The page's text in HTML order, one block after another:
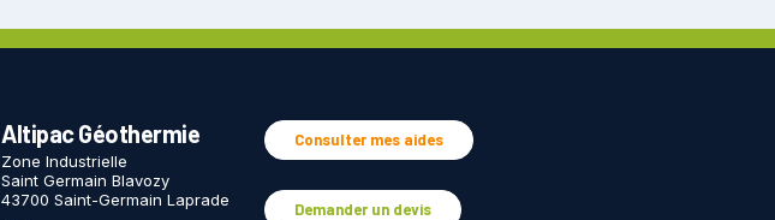
Altipac Géothermie
Zone Industrielle
Saint Germain Blavozy
43700 Saint-Germain Laprade
Consulter mes aides
Demander un devis